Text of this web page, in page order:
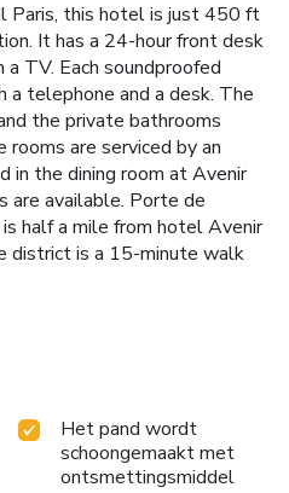
Paris, this hotel is just 450 ft
It has a 24-hour front desk
TV. Each soundproofed
telephone and a desk. The
the private bathrooms
are serviced by an
in the dining room at Avenir
are available. Porte de
half a mile from hotel Avenir
district is a 15-minute walk
Het pand wordt
schoongemaakt met
ontsmettingsmiddel